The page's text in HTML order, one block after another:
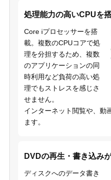
処理能力の高いCPUを
Core iプロセッサーを搭
載。複数のCPUコアで処
理を分担するため、複数
のアプリケーションの同
時利用など負荷の高い処
理でもストレスを感じさ
せません。
インターネット閲覧や、動
ます。
DVDの再生・書き込み
ディスクへのデータ書き